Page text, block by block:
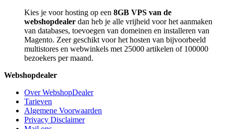
Kies je voor hosting op een 8GB VPS van de
webshopdealer dan heb je alle vrijheid voor het aanmaken
van databases, toevoegen van domeinen en installeren van
Magento. Zeer geschikt voor het hosten van bijvoorbeeld
multistores en webwinkels met 25000 artikelen of 100000
bezoekers per maand.
Webshopdealer
Over WebshopDealer
Tarieven
Algemene Voorwaarden
Privacy Disclaimer